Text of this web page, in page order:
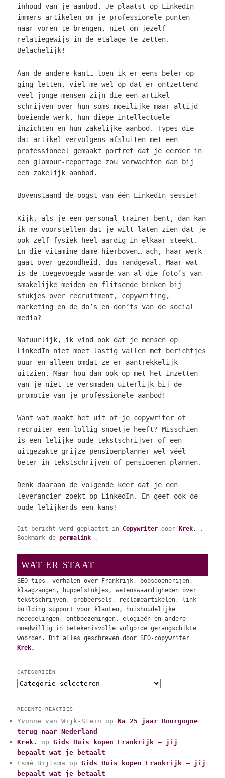
inhoud van je aanbod. Je plaatst op LinkedIn
immers artikelen om je professionele punten
naar voren te brengen, niet om jezelf
relatiegewijs in de etalage te zetten.
Belachelijk!
Aan de andere kant… toen ik er eens beter op
ging letten, viel me wel op dat er ontzettend
veel jonge mensen zijn die een artikel
schrijven over hun soms moeilijke maar altijd
boeiende werk, hun diepe intellectuele
inzichten en hun zakelijke aanbod. Types die
dat artikel vervolgens afsluiten met een
professioneel gemaakt portret dat je eerder in
een glamour-reportage zou verwachten dan bij
een zakelijk aanbod.
Bovenstaand de oogst van één LinkedIn-sessie!
Kijk, als je een personal trainer bent, dan kan
ik me voorstellen dat je wilt laten zien dat je
ook zelf fysiek heel aardig in elkaar steekt.
En die vitamine-dame hierboven… ach, haar werk
gaat over gezondheid, dus randgeval. Maar wat
is de toegevoegde waarde van al die foto’s van
smakelijke meiden en flitsende binken bij
stukjes over recruitment, copywriting,
marketing en de do’s en don’ts van de social
media?
Natuurlijk, ik vind ook dat je mensen op
LinkedIn niet moet lastig vallen met berichtjes
puur en alleen omdat ze er aantrekkelijk
uitzien. Maar hou dan ook op met het inzetten
van je niet te versmaden uiterlijk bij de
promotie van je professionele aanbod!
Want wat maakt het uit of je copywriter of
recruiter een lollig snoetje heeft? Misschien
is een lelijke oude tekstschrijver of een
uitgezakte grijze pensioenplanner wel véél
beter in tekstschrijven of pensioenen plannen.
Denk daaraan de volgende keer dat je een
leverancier zoekt op LinkedIn. En geef ook de
oude lelijkerds een kans!
Dit bericht werd geplaatst inCopywriter doorKrek.
.
Bookmark depermalink .
WAT ER STAAT
SEO-tips, verhalen over Frankrijk, boosdoenerijen,
klaagzangen, huppelstukjes, wetenswaardigheden over
tekstschrijven, probeersels, reclameartikelen, link
building support voor klanten, huishoudelijke
mededelingen, ontboezemingen, elogieën en andere
moedwillig in betekenisvolle volgorde gerangschikte
woorden. Dit alles geschreven door SEO-copywriter
Krek.
CATEGORIEËN
C
e
g
o
r
i
e
ë
RECENTE REACTIES
Yvonne van Wijk-Stein opNa 25 jaar Bourgogne
terug naar Nederland
Krek.
opGids Huis kopen Frankrijk – jij
bepaalt wat je betaalt
Esmé Bijlsma opGids Huis kopen Frankrijk – jij
bepaalt wat je betaalt